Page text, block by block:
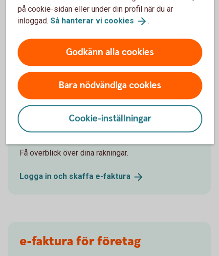
Visa
Varför kan jag inte anmäla mig till e-faktura?
Vad händer om företaget inte accepterar min
anmälan?
Skaffa e-faktura
Få överblick över dina räkningar.
Logga in och skaffa e-faktura
e-faktura för företag
på cookie-sidan eller under din profil när du är
inloggad. Så hanterar vi cookies .
Godkänn alla cookies
Bara nödvändiga cookies
Cookie-inställningar